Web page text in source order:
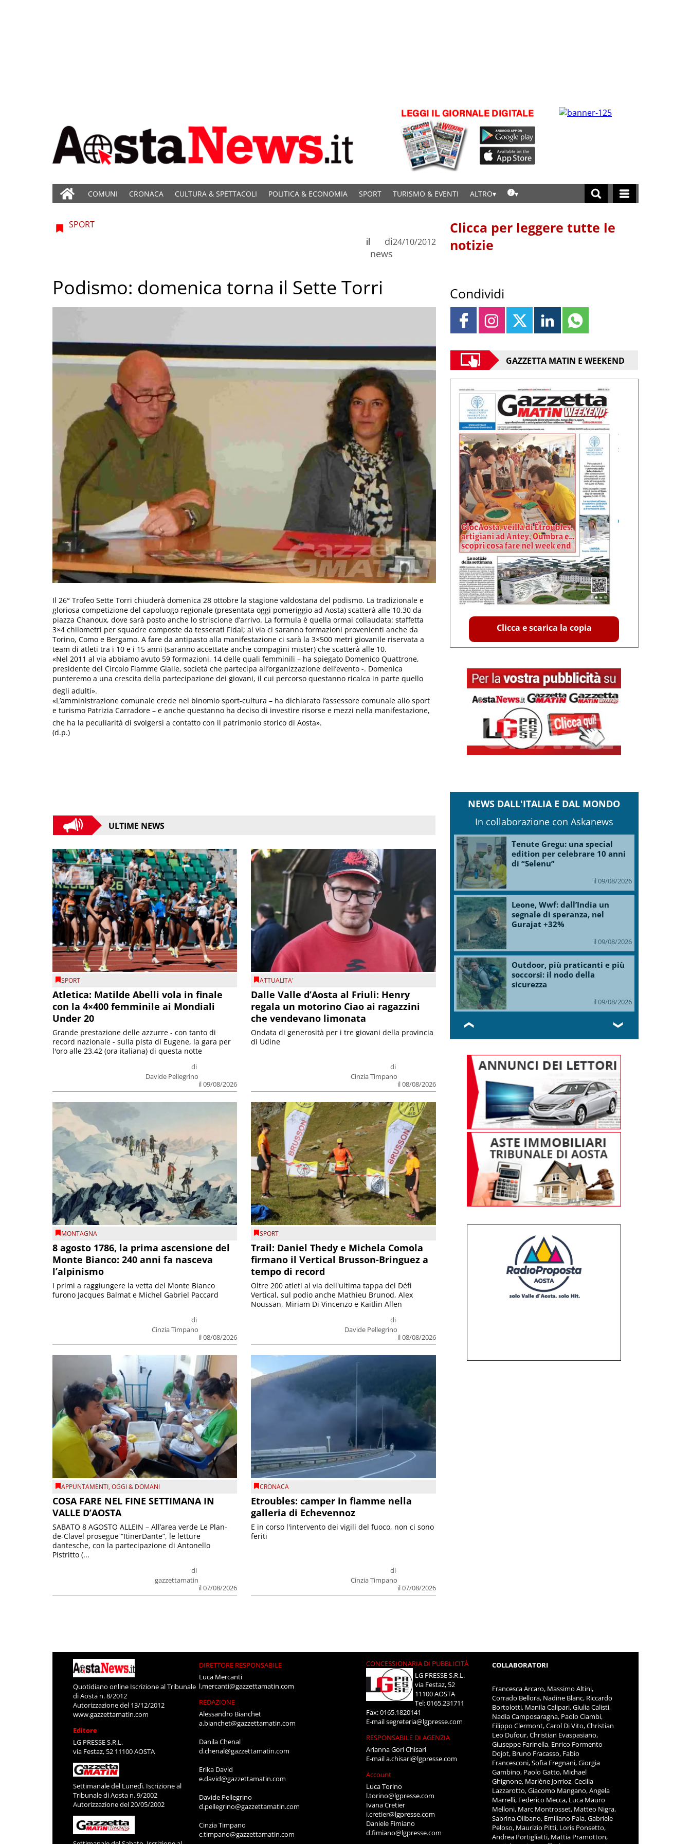
COMUNI CRONACA CULTURA & SPETTACOLI POLITICA & ECONOMIA SPORT TURISMO & EVENTI ALTRO
SPORT
di
news
il 24/10/2012
Podismo: domenica torna il Sette Torri
Il 26° Trofeo Sette Torri chiuderà domenica 28 ottobre la stagione valdostana del podismo. La tradizionale e
gloriosa competizione del capoluogo regionale (presentata oggi pomeriggio ad Aosta) scatterà alle 10.30 da
piazza Chanoux, dove sarà posto anche lo striscione d’arrivo. La formula è quella ormai collaudata: staffetta
3×4 chilometri per squadre composte da tesserati Fidal; al via ci saranno formazioni provenienti anche da
Torino, Como e Bergamo. A fare da antipasto alla manifestazione ci sarà la 3×500 metri giovanile riservata a
team di atleti tra i 10 e i 15 anni (saranno accettate anche compagini mister) che scatterà alle 10.
«Nel 2011 al via abbiamo avuto 59 formazioni, 14 delle quali femminili – ha spiegato Domenico Quattrone,
presidente del Circolo Fiamme Gialle, società che partecipa all’organizzazione dell’evento -. Domenica
punteremo a una crescita della partecipazione dei giovani, il cui percorso questanno ricalca in parte quello
degli adulti».
«L’amministrazione comunale crede nel binomio sport-cultura – ha dichiarato l’assessore comunale allo sport
e turismo Patrizia Carradore – e anche questanno ha deciso di investire risorse e mezzi nella manifestazione,
che ha la peculiarità di svolgersi a contatto con il patrimonio storico di Aosta».
(d.p.)
ULTIME NEWS
SPORT
Atletica: Matilde Abelli vola in finale
con la 4×400 femminile ai Mondiali
Under 20
di
Davide Pellegrino
il 09/08/2026
Grande prestazione delle azzurre - con tanto di
record nazionale - sulla pista di Eugene, la gara per
l'oro alle 23.42 (ora italiana) di questa notte
ATTUALITA'
Dalle Valle d’Aosta al Friuli: Henry
regala un motorino Ciao ai ragazzini
che vendevano limonata
di
Cinzia Timpano
il 08/08/2026
Ondata di generosità per i tre giovani della provincia
di Udine
MONTAGNA
8 agosto 1786, la prima ascensione del
Monte Bianco: 240 anni fa nasceva
l’alpinismo
di
Cinzia Timpano
il 08/08/2026
I primi a raggiungere la vetta del Monte Bianco
furono Jacques Balmat e Michel Gabriel Paccard
SPORT
Trail: Daniel Thedy e Michela Comola
firmano il Vertical Brusson-Bringuez a
tempo di record
di
Davide Pellegrino
il 08/08/2026
Oltre 200 atleti al via dell'ultima tappa del Défì
Vertical, sul podio anche Mathieu Brunod, Alex
Noussan, Miriam Di Vincenzo e Kaitlin Allen
APPUNTAMENTI,OGGI & DOMANI
COSA FARE NEL FINE SETTIMANA IN
VALLE D’AOSTA
di
gazzettamatin
il 07/08/2026
SABATO 8 AGOSTO ALLEIN – All’area verde Le Plan-
de-Clavel prosegue “ItinerDante”, le letture
dantesche, con la partecipazione di Antonello
Pistritto (...
CRONACA
Etroubles: camper in fiamme nella
galleria di Echevennoz
di
Cinzia Timpano
il 07/08/2026
E in corso l'intervento dei vigili del fuoco, non ci sono
feriti
Clicca per leggere tutte le
notizie
Condividi
GAZZETTA MATIN E WEEKEND
Clicca e scarica la copia
NEWS DALL'ITALIA E DAL MONDO
In collaborazione con Askanews
Tenute Gregu: una special
edition per celebrare 10 anni
di “Selenu”
il 09/08/2026
Leone, Wwf: dall’India un
segnale di speranza, nel
Gurajat +32%
il 09/08/2026
Outdoor, più praticanti e più
soccorsi: il nodo della
sicurezza
il 09/08/2026
❮ ❯
Quotidiano online Iscrizione al Tribunale
di Aosta n. 8/2012
Autorizzazione del 13/12/2012
www.gazzettamatin.com
Editore
LG PRESSE S.R.L.
via Festaz, 52 11100 AOSTA
Settimanale del Lunedì. Iscrizione al
Tribunale di Aosta n. 9/2002
Autorizzazione del 20/05/2002
DIRETTORE RESPONSABILE
Luca Mercanti
l.mercanti@gazzettamatin.com
REDAZIONE
Alessandro Bianchet
a.bianchet@gazzettamatin.com
Danila Chenal
d.chenal@gazzettamatin.com
Erika David
e.david@gazzettamatin.com
Davide Pellegrino
d.pellegrino@gazzettamatin.com
Cinzia Timpano
c.timpano@gazzettamatin.com
CONCESSIONARIA DI PUBBLICITÀ
LG PRESSE S.R.L.
via Festaz, 52
11100 AOSTA
Tel: 0165.231711
Fax: 0165.1820141
E-mailsegreteria@lgpresse.com
RESPONSABILE DI AGENZIA
Arianna Gori Chisari
E-maila.chisari@lgpresse.com
Account
Luca Torino
l.torino@lgpresse.com
Ivana Cretier
i.cretier@lgpresse.com
Daniele Fimiano
d.fimiano@lgpresse.com
COLLABORATORI
Francesca Arcaro, Massimo Altini,
Corrado Bellora, Nadine Blanc, Riccardo
Bortolotti, Manila Calipari, Giulia Calisti,
Nadia Camposaragna, Paolo Ciambi,
Filippo Clermont, Carol Di Vito, Christian
Leo Dufour, Christian Evaspasiano,
Giuseppe Farinella, Enrico Formento
Dojot, Bruno Fracasso, Fabio
Francesconi, Sofia Fregnani, Giorgia
Gambino, Paolo Gatto, Michael
Ghignone, Marlène Jorrioz, Cecilia
Lazzarotto, Giacomo Mangano, Angela
Marrelli, Federico Mecca, Luca Mauro
Melloni, Marc Montrosset, Matteo Nigra,
Sabrina Olibano, Emiliano Pala, Gabriele
Peloso, Maurizio Pitti, Loris Ponsetto,
Andrea Portigliatti, Mattia Pramotton,